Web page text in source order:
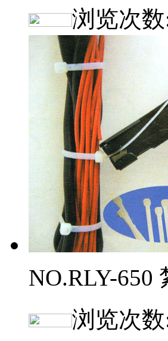
浏览次
NO.RLY-650
浏览次